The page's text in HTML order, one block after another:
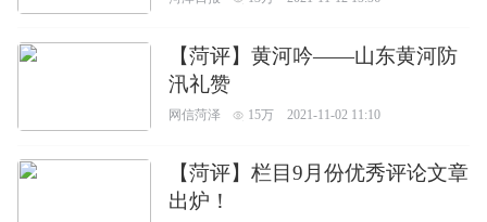
【菏评】黄河吟——山东黄河防
汛礼赞
网信菏泽 15万 2021-11-02 11:10
【菏评】栏目9月份优秀评论文章
出炉！